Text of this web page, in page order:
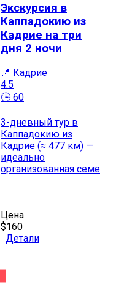
Экскурсия в
Каппадокию из
Кадрие на три
дня 2 ночи
📍 Кадрие
4.5
🕒 60
3-дневный тур в
Каппадокию из
Кадрие (≈ 477 км) —
идеально
организованная семе
Цена
$160
Детали